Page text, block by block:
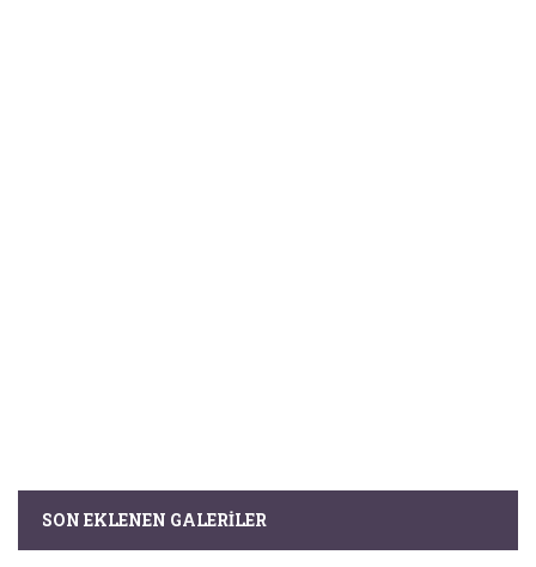
SON EKLENEN GALERILER